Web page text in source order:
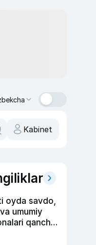
Kabinet
oyda savdo,
umumiy
qancha